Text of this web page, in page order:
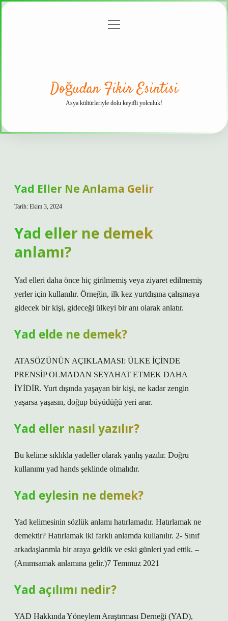
menüyü
Doğudan Fikir Esintisi
Asya kültürleriyle dolu keyifli yolculuk!
Yad Eller Ne Anlama Gelir
Tarih: Ekim 3, 2024
Yad eller ne demek
anlamı?
Yad elleri daha önce hiç girilmemiş veya ziyaret edilmemiş
yerler için kullanılır. Örneğin, ilk kez yurtdışına çalışmaya
gidecek bir kişi, gideceği ülkeyi bir anı olarak anlatır.
Yad elde ne demek?
ATASÖZÜNÜN AÇIKLAMASI: ÜLKE İÇİNDE
PRENSİP OLMADAN SEYAHAT ETMEK DAHA
İYİDİR. Yurt dışında yaşayan bir kişi, ne kadar zengin
yaşarsa yaşasın, doğup büyüdüğü yeri arar.
Yad eller nasıl yazılır?
Bu kelime sıklıkla yadeller olarak yanlış yazılır. Doğru
kullanımı yad hands şeklinde olmalıdır.
Yad eylesin ne demek?
Yad kelimesinin sözlük anlamı hatırlamadır. Hatırlamak ne
demektir? Hatırlamak iki farklı anlamda kullanılır. 2- Sınıf
arkadaşlarımla bir araya geldik ve eski günleri yad ettik. –
(Anımsamak anlamına gelir.)7 Temmuz 2021
Yad açılımı nedir?
YAD Hakkında Yöneylem Araştırması Derneği (YAD),